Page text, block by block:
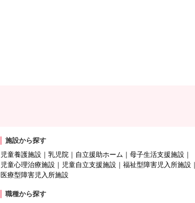
施設から探す
児童養護施設
乳児院 自立援助ホーム
母子生活支援施設
児童心理治療施設
児童自立支援施設
福祉型障害児入所施設
医療型障害児入所施設
職種から探す